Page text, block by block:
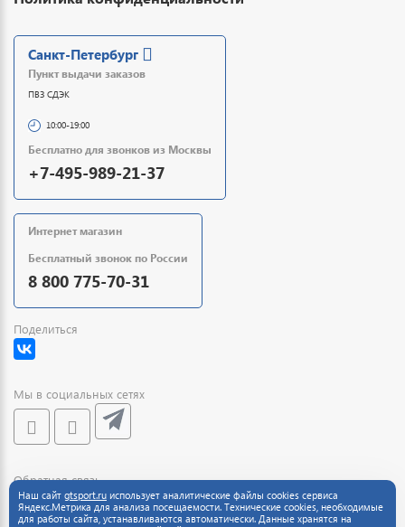
Санкт-Петербург
Пункт выдачи заказов
ПВЗ СДЭК
10:00-19:00
Бесплатно для звонков из Москвы
+7-495-989-21-37
Интернет магазин
Бесплатный звонок по России
8 800 775-70-31
Поделиться
Мы в социальных сетях
Обратная связь
Наш сайт gtsport.ru использует аналитические файлы cookies сервиса
Яндекс.Метрика для анализа посещаемости. Технические cookies, необходимые
для работы сайта, устанавливаются автоматически. Данные хранятся на